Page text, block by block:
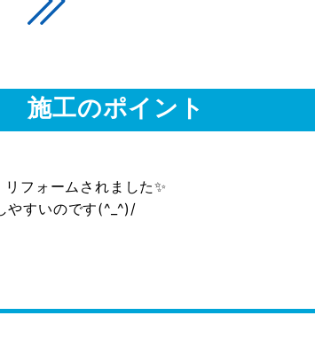
施工のポイント
フォームされました✨
やすいのです(^_^)/